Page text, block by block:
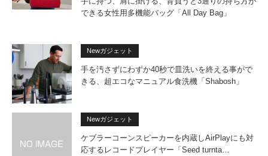
できる女性用多機能バッグ「All Day Bag」
Newガジェット
手を汚さずにわずか40秒で皿洗いを終える事がで
きる、超エコなマニュアル食洗機「Shabosh」
Newガジェット
ケブラーコーンスピーカーを内蔵しAirPlayにも対
応するレコードプレイヤー「Seed turnta…